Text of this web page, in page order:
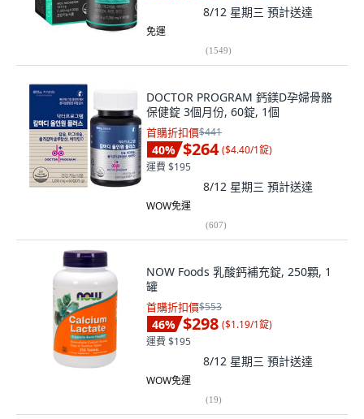
8/12 星期三 預計送達
免運
(1549)
DOCTOR PROGRAM 鈣鎂D孕婦骨骼
保健錠 3個月份, 60錠, 1個
首購折扣價$441
40% $264 ($4.40/1錠)
運費 $195
8/12 星期三 預計送達
WOW免運
(607)
NOW Foods 乳酸鈣補充錠, 250顆, 1
罐
首購折扣價$553
46% $298 ($1.19/1錠)
運費 $195
8/12 星期三 預計送達
WOW免運
(19)